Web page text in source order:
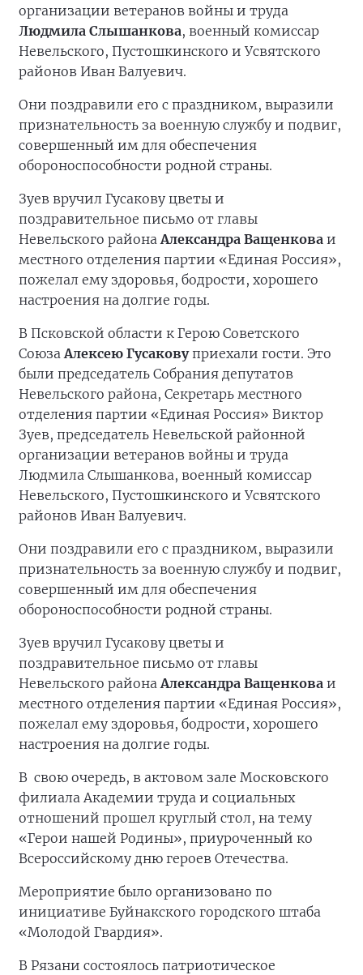
организации ветеранов войны и труда
Людмила Слышанкова, военный комиссар
Невельского, Пустошкинского и Усвятского
районов Иван Валуевич.
Они поздравили его с праздником, выразили
признательность за военную службу и подвиг,
совершенный им для обеспечения
обороноспособности родной страны.
Зуев вручил Гусакову цветы и
поздравительное письмо от главы
Невельского районаАлександра Ващенкова и
местного отделения партии «Единая Россия»,
пожелал ему здоровья, бодрости, хорошего
настроения на долгие годы.
В Псковской области к Герою Советского
СоюзаАлексею Гусаковуприехали гости. Это
были председатель Собрания депутатов
Невельского района, Секретарь местного
отделения партии «Единая Россия» Виктор
Зуев, председатель Невельской районной
организации ветеранов войны и труда
Людмила Слышанкова, военный комиссар
Невельского, Пустошкинского и Усвятского
районов Иван Валуевич.
Они поздравили его с праздником, выразили
признательность за военную службу и подвиг,
совершенный им для обеспечения
обороноспособности родной страны.
Зуев вручил Гусакову цветы и
поздравительное письмо от главы
Невельского районаАлександра Ващенкова и
местного отделения партии «Единая Россия»,
пожелал ему здоровья, бодрости, хорошего
настроения на долгие годы.
В свою очередь, в актовом зале Московского
филиала Академии труда и социальных
отношений прошел круглый стол, на тему
«Герои нашей Родины», приуроченный ко
Всероссийскому дню героев Отечества.
Мероприятие было организовано по
инициативе Буйнакского городского штаба
«Молодой Гвардия».
В Рязани состоялось патриотическое